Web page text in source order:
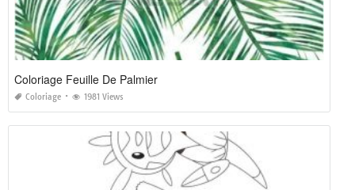
Coloriage Feuille De Palmier
Coloriage 1981 Views